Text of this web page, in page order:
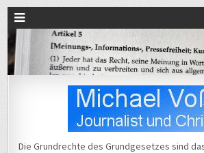
Michael Voß
Die Grundrechte des Grundgesetzes sind